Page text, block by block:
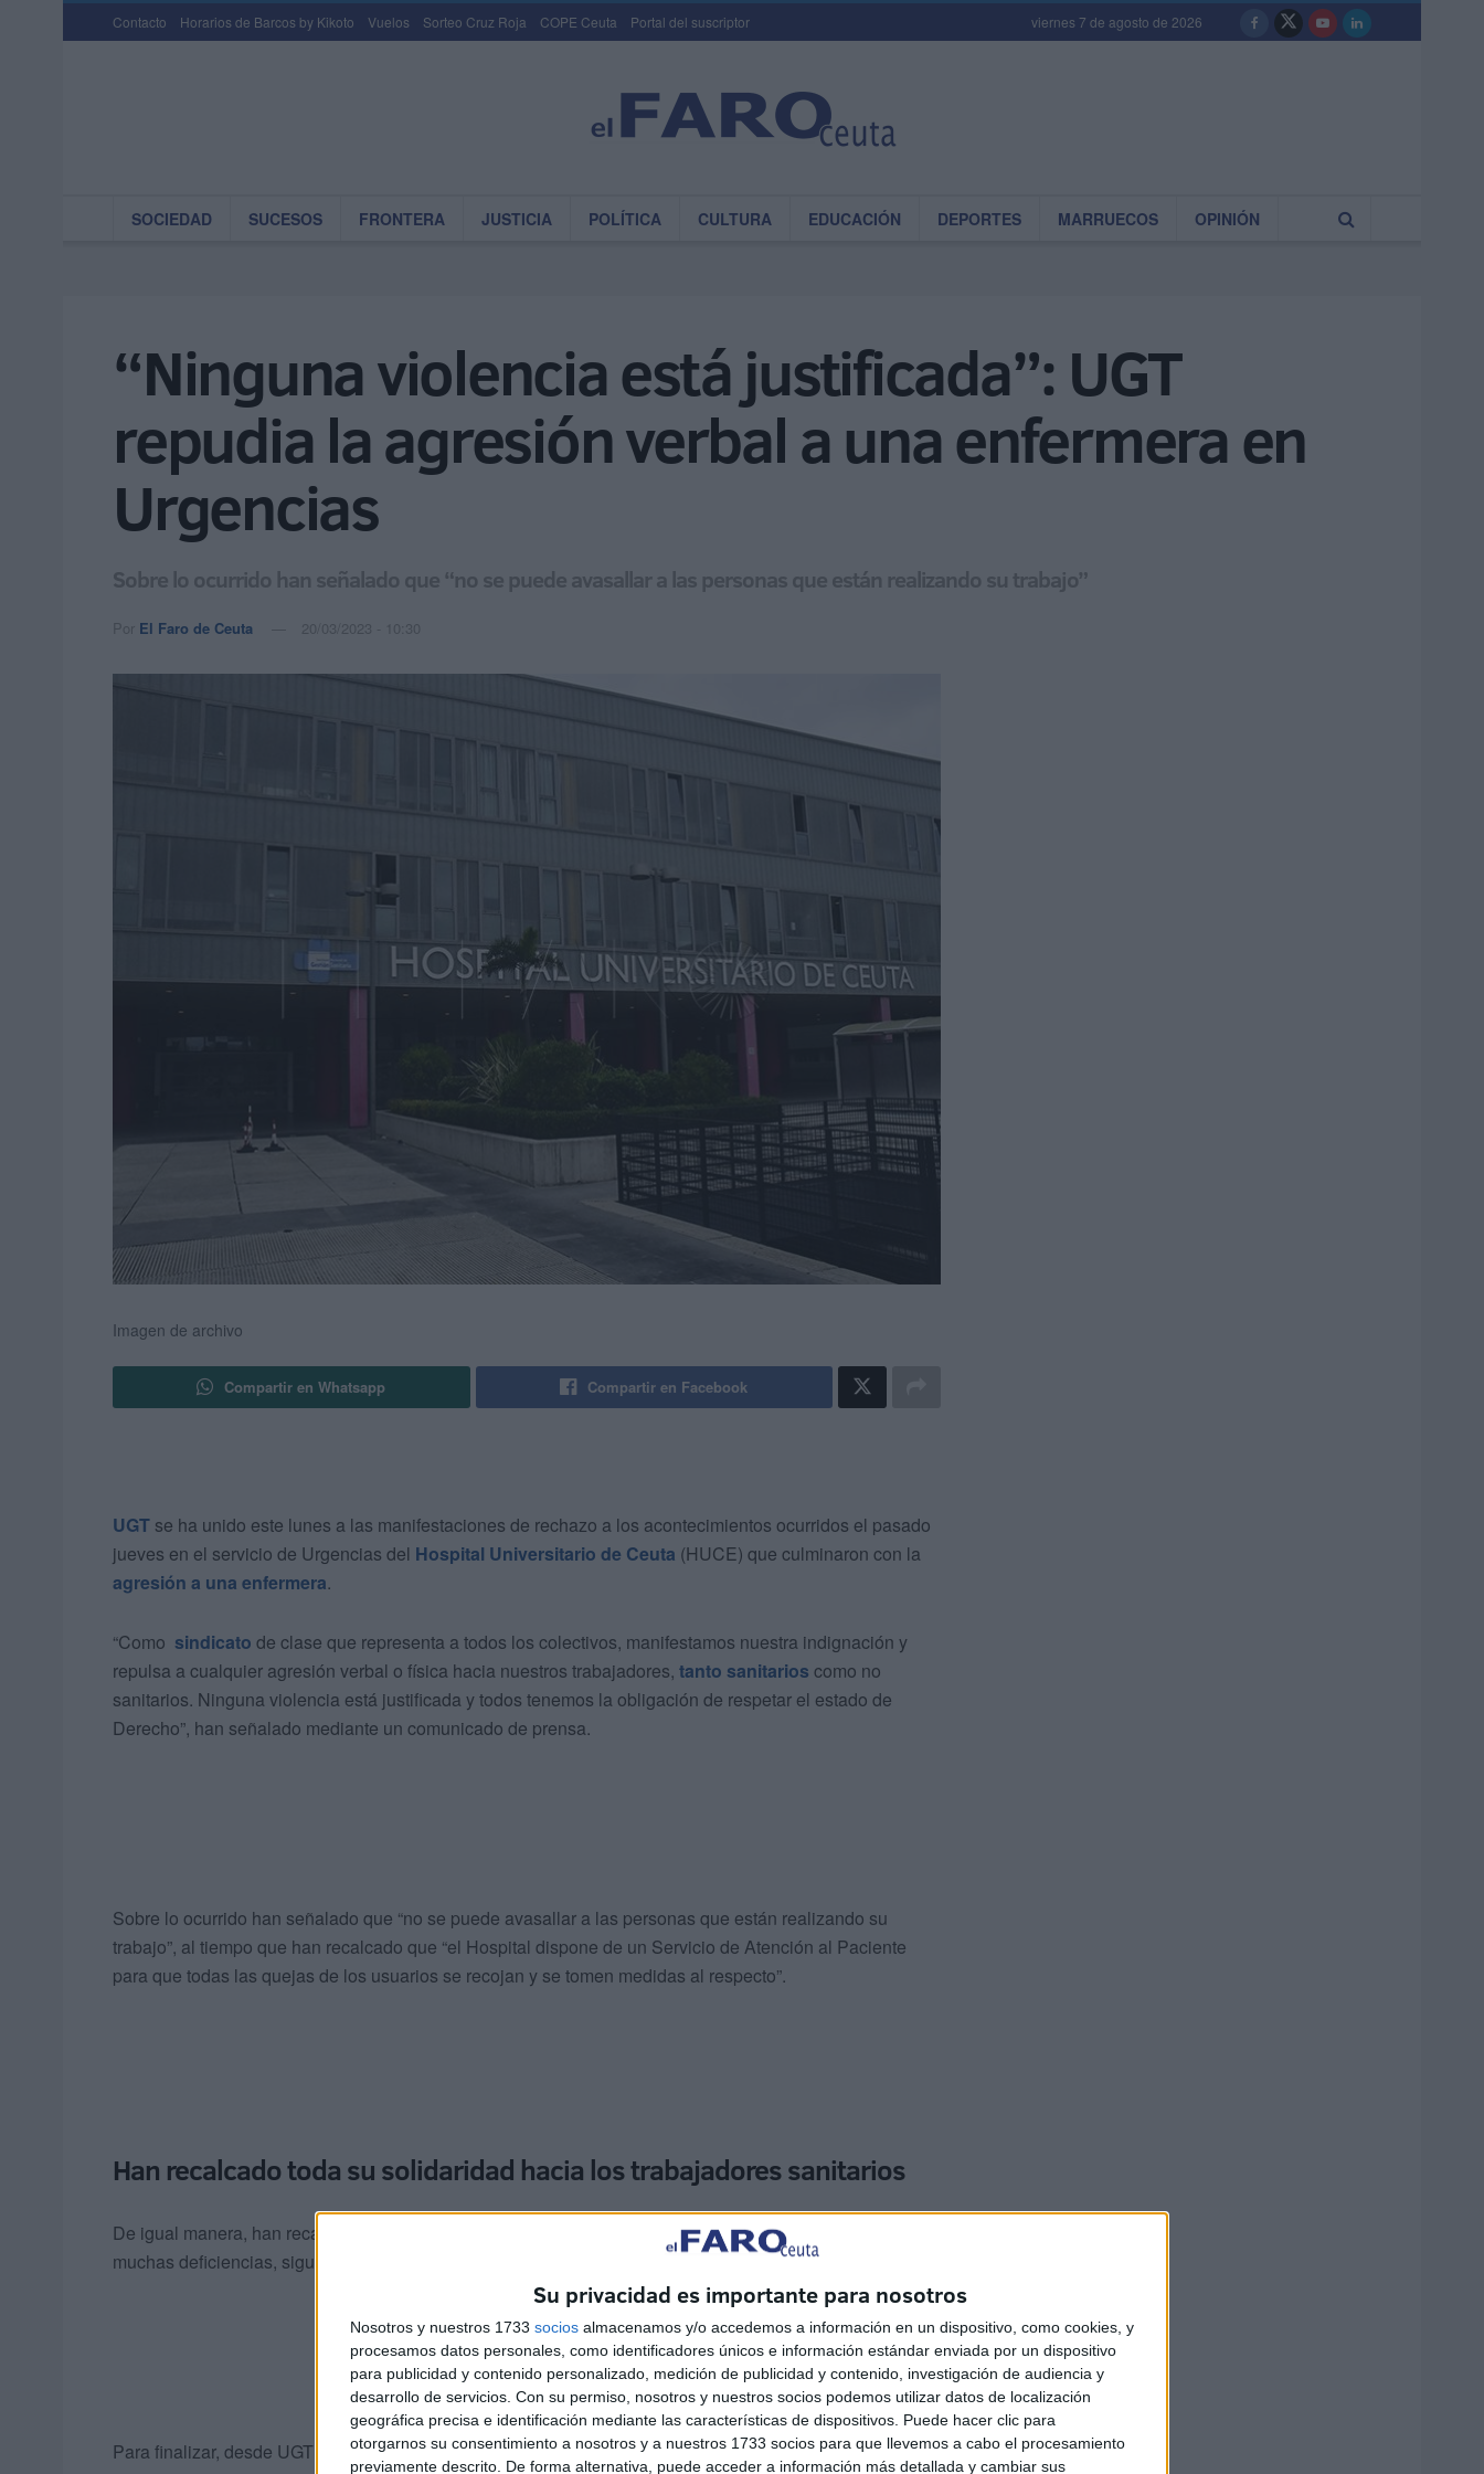
Su privacidad es importante para nosotros
Nosotros y nuestros 1733 socios almacenamos y/o accedemos a información en un dispositivo, como cookies, y
procesamos datos personales, como identificadores únicos e información estándar enviada por un dispositivo
para publicidad y contenido personalizado, medición de publicidad y contenido, investigación de audiencia y
desarrollo de servicios. Con su permiso, nosotros y nuestros socios podemos utilizar datos de localización
geográfica precisa e identificación mediante las características de dispositivos. Puede hacer clic para
otorgarnos su consentimiento a nosotros y a nuestros 1733 socios para que llevemos a cabo el procesamiento
previamente descrito. De forma alternativa, puede acceder a información más detallada y cambiar sus
Contacto Horarios de Barcos by Kikoto Vuelos Sorteo Cruz Roja COPE Ceuta Portal del suscriptor viernes 7 de agosto de 2026
SOCIEDAD SUCESOS FRONTERA JUSTICIA POLÍTICA CULTURA EDUCACIÓN DEPORTES MARRUECOS OPINIÓN
“Ninguna violencia está justificada”: UGT
repudia la agresión verbal a una enfermera en
Urgencias
Sobre lo ocurrido han señalado que “no se puede avasallar a las personas que están realizando su trabajo”
Por El Faro de Ceuta 20/03/2023 - 10:30
Imagen de archivo
Compartir en Whatsapp Compartir en Facebook
UGT se ha unido este lunes a las manifestaciones de rechazo a los acontecimientos ocurridos el pasado
jueves en el servicio de Urgencias del Hospital Universitario de Ceuta (HUCE) que culminaron con la
agresión a una enfermera.
“Como sindicato de clase que representa a todos los colectivos, manifestamos nuestra indignación y
repulsa a cualquier agresión verbal o física hacia nuestros trabajadores, tanto sanitarios como no
sanitarios. Ninguna violencia está justificada y todos tenemos la obligación de respetar el estado de
Derecho”, han señalado mediante un comunicado de prensa.
Sobre lo ocurrido han señalado que “no se puede avasallar a las personas que están realizando su
trabajo”, al tiempo que han recalcado que “el Hospital dispone de un Servicio de Atención al Paciente
para que todas las quejas de los usuarios se recojan y se tomen medidas al respecto”.
Han recalcado toda su solidaridad hacia los trabajadores sanitarios
De igual manera, han recalcado toda su solidaridad hacia los trabajadores sanitarios, “que a pesar de
muchas deficiencias, siguen haciendo su trabajo con respeto y esfuerzo en su profesión”.
Para finalizar, desde UGT exigen que la dirección del Hospital Universitario de Ceuta “tome las medidas